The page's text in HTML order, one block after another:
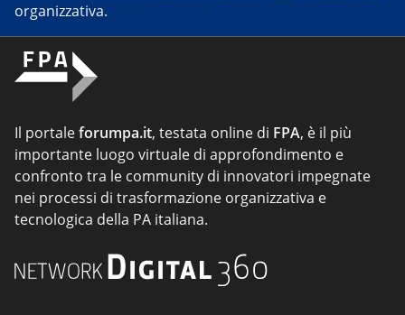
organizzativa.
Il portaleforumpa.it, testata online di FPA, è il più
importante luogo virtuale di approfondimento e
confronto tra le community di innovatori impegnate
nei processi di trasformazione organizzativa e
tecnologica della PA italiana.